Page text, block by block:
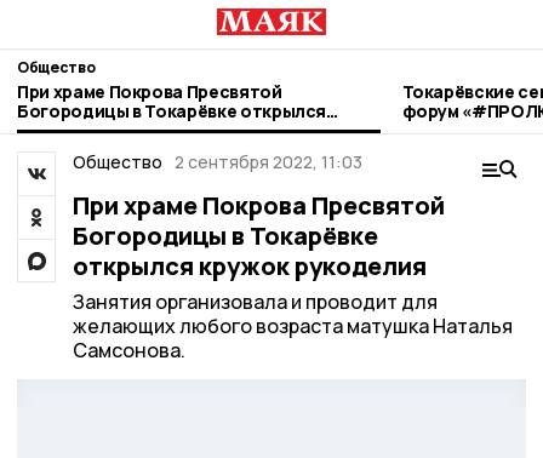
Общество
При храме Покрова Пресвятой
Богородицы в Токарёвке открылся
кружок рукоделия
Токарёвские
форум
Общество 2 сентября 2022, 11:03
При храме Покрова Пресвятой
Богородицы в Токарёвке
открылся кружок рукоделия
Занятия организовала и проводит для
желающих любого возраста матушка Наталья
Самсонова.